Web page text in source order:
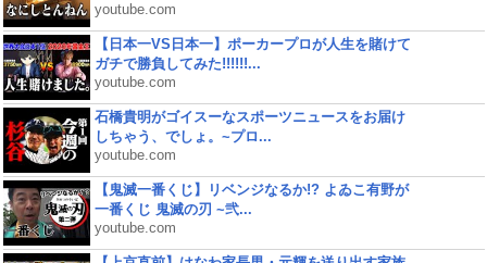
youtube.com
【日本一VS日本一】ポーカープロが人生を賭けて
ガチで勝負してみた!!!!!!...
youtube.com
石橋貴明がゴイスーなスポーツニュースをお届け
しちゃう、でしょ。~プロ...
youtube.com
【鬼滅一番くじ】リベンジなるか!? よゐこ有野が
一番くじ 鬼滅の刃 ~弐...
youtube.com